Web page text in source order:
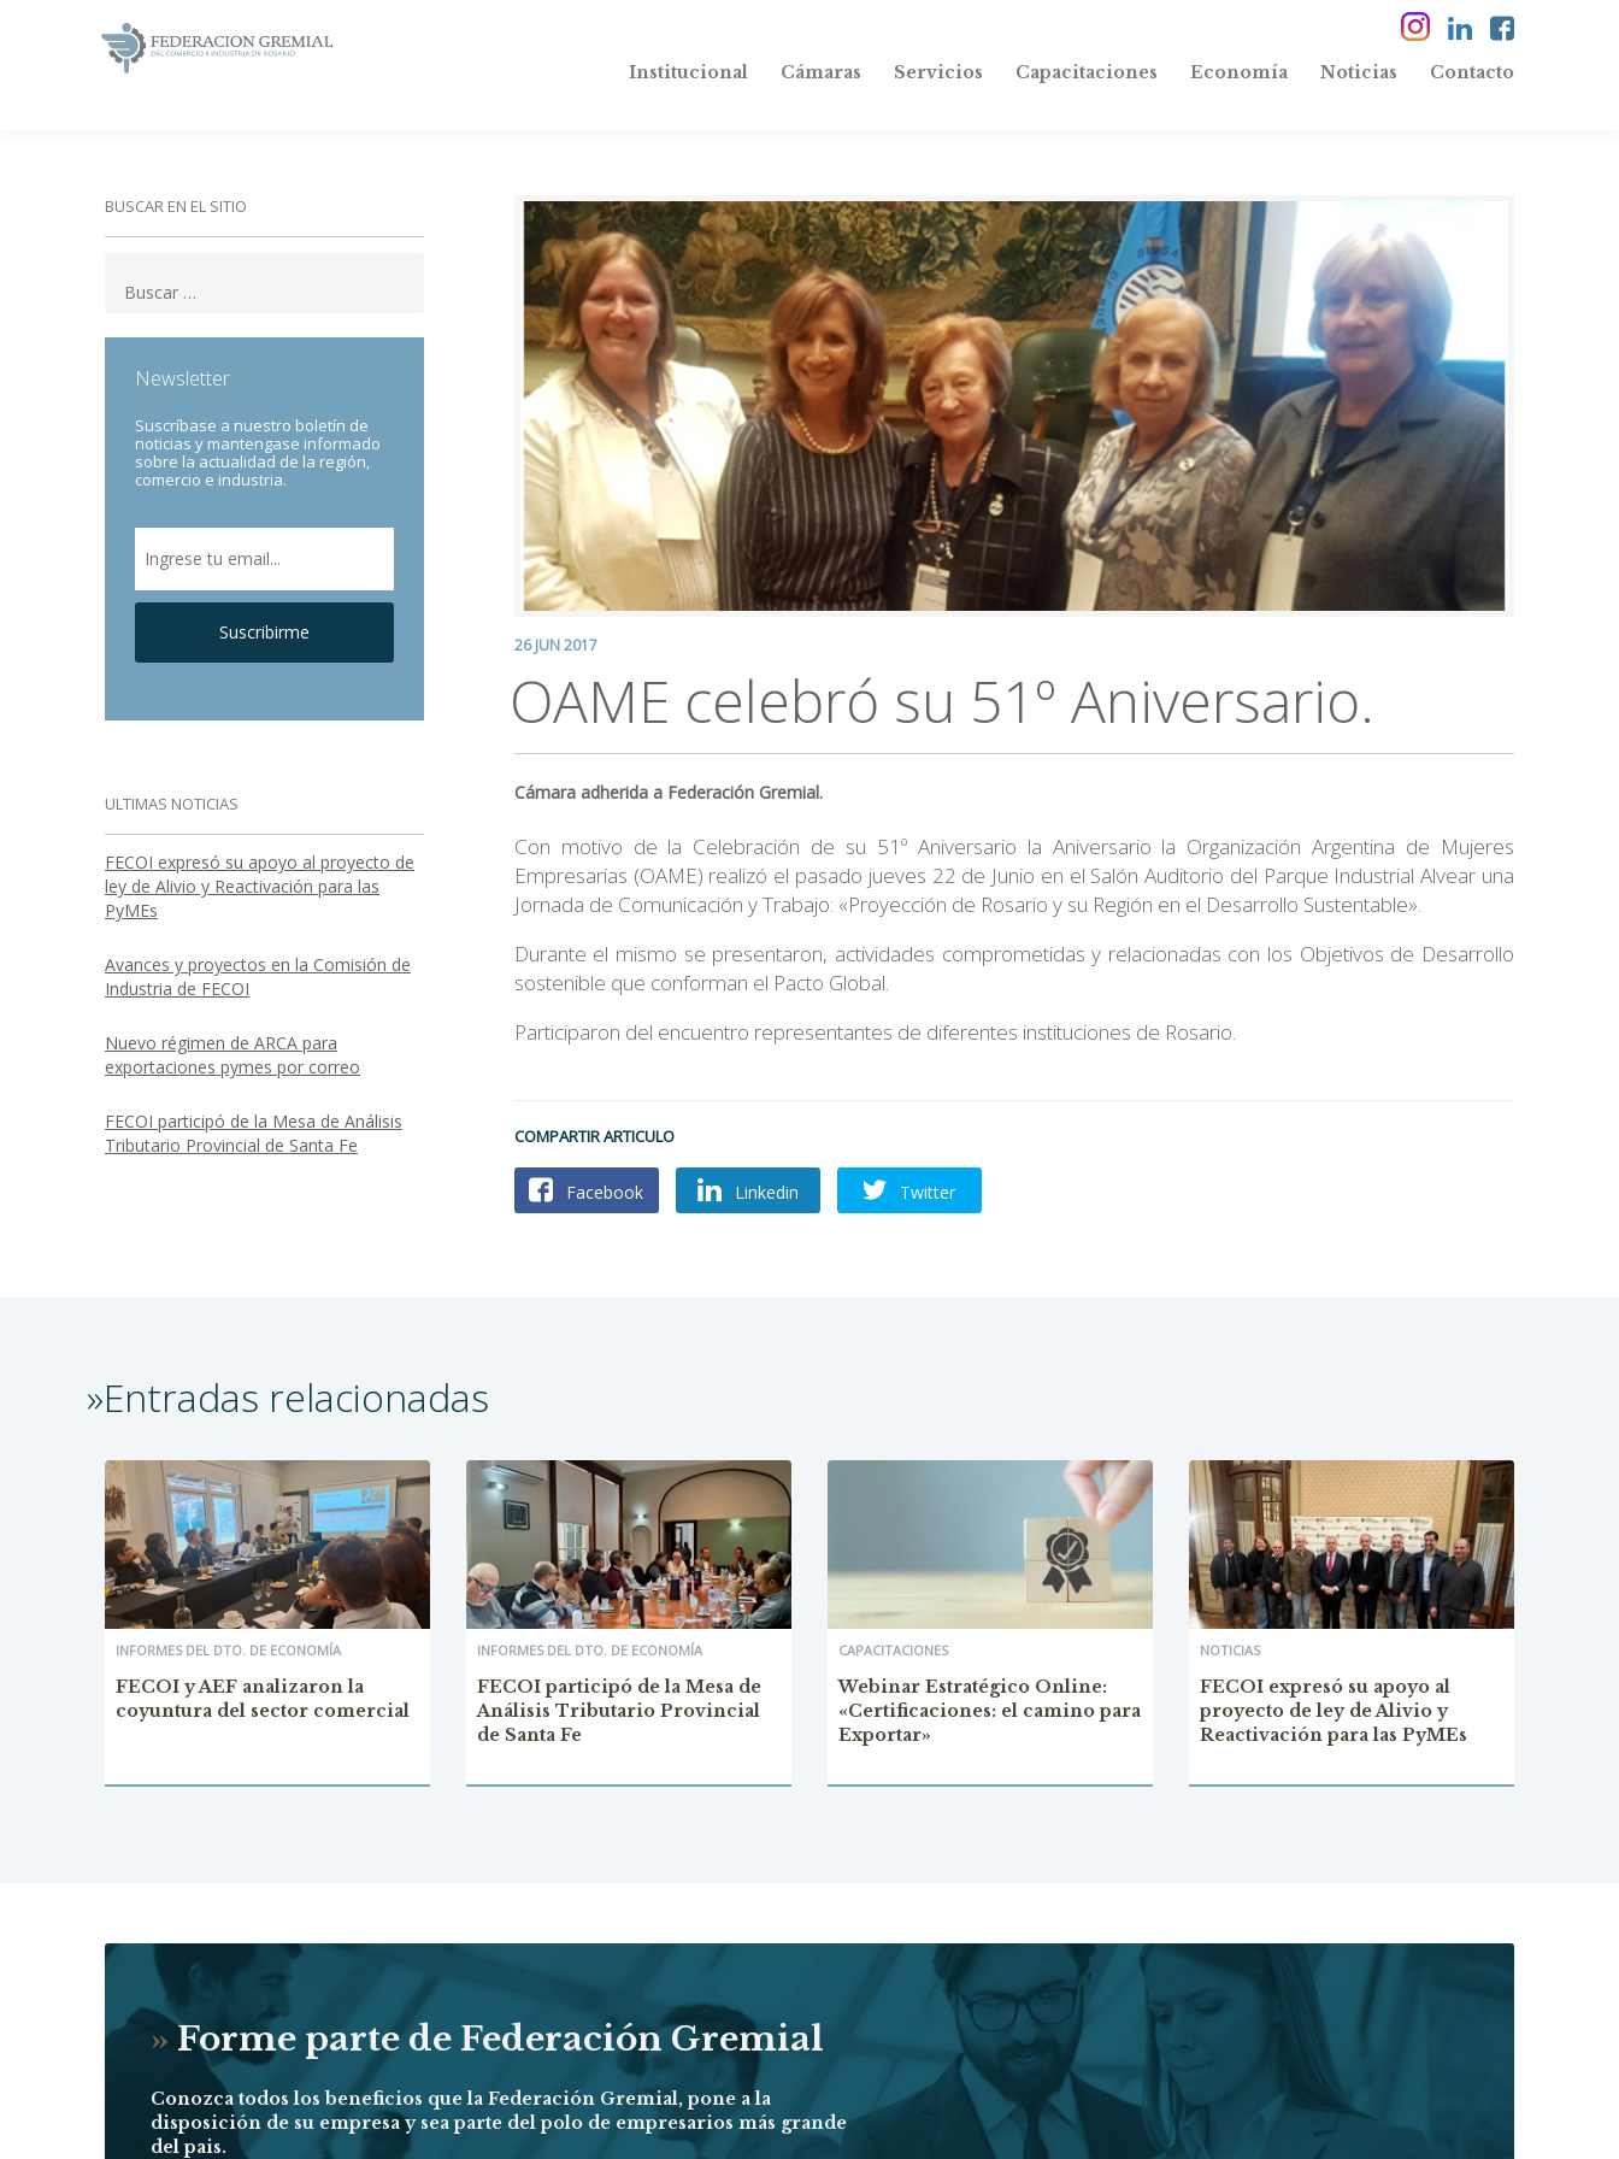
Institucional Cámaras Servicios Capacitaciones Economía Noticias Contacto
BUSCAR EN EL SITIO
Newsletter
Suscríbase a nuestro boletín de
noticias y mantengase informado
sobre la actualidad de la región,
comercio e industria.
Suscribirme
ULTIMAS NOTICIAS
FECOI expresó su apoyo al proyecto de
ley de Alivio y Reactivación para las
PyMEs
Avances y proyectos en la Comisión de
Industria de FECOI
Nuevo régimen de ARCA para
exportaciones pymes por correo
FECOI participó de la Mesa de Análisis
Tributario Provincial de Santa Fe
26 JUN 2017
OAME celebró su 51º Aniversario.
Cámara adherida a Federación Gremial.
Con motivo de la Celebración de su 51º Aniversario la Aniversario la Organización Argentina de Mujeres
Empresarias (OAME) realizó el pasado jueves 22 de Junio en el Salón Auditorio del Parque Industrial Alvear una
Jornada de Comunicación y Trabajo: «Proyección de Rosario y su Región en el Desarrollo Sustentable».
Durante el mismo se presentaron, actividades comprometidas y relacionadas con los Objetivos de Desarrollo
sostenible que conforman el Pacto Global.
Participaron del encuentro representantes de diferentes instituciones de Rosario.
COMPARTIR ARTICULO
Facebook Linkedin Twitter
»Entradas relacionadas
INFORMES DEL DTO. DE ECONOMÍA
FECOI y AEF analizaron la
coyuntura del sector comercial
INFORMES DEL DTO. DE ECONOMÍA
FECOI participó de la Mesa de
Análisis Tributario Provincial
de Santa Fe
CAPACITACIONES
Webinar Estratégico Online:
«Certificaciones: el camino para
Exportar»
NOTICIAS
FECOI expresó su apoyo al
proyecto de ley de Alivio y
Reactivación para las PyMEs
» Forme parte de Federación Gremial
Conozca todos los beneficios que la Federación Gremial, pone a la
disposición de su empresa y sea parte del polo de empresarios más grande
del pais.